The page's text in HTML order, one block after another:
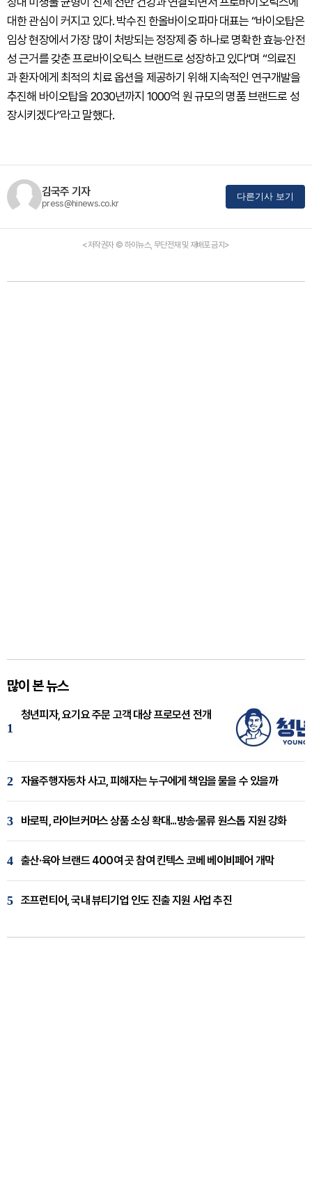
대한 관심이 커지고 있다. 박수진 한올바이오파마 대표는 “바이오탑은
임상 현장에서 가장 많이 처방되는 정장제 중 하나로 명확한 효능·안전
성 근거를 갖춘 프로바이오틱스 브랜드로 성장하고 있다"며 “의료진
과 환자에게 최적의 치료 옵션을 제공하기 위해 지속적인 연구개발을
추진해 바이오탑을 2030년까지 1000억 원 규모의 명품 브랜드로 성
장시키겠다”라고 말했다.
김국주 기자
press@hinews.co.kr
다른기사 보기
<저작권자 © 하이뉴스, 무단전재 및 재배포 금지>
많이 본 뉴스
1
청년피자, 요기요 주문 고객 대상 프로모션 전개
2 자율주행자동차 사고, 피해자는 누구에게 책임을 물을 수 있을까
3 바로픽, 라이브커머스 상품 소싱 확대...방송·물류 원스톱 지원 강화
4 출산·육아 브랜드 400여 곳 참여 킨텍스 코베 베이비페어 개막
5 조프런티어, 국내 뷰티기업 인도 진출 지원 사업 추진